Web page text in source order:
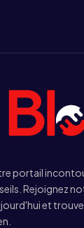
portail
Rejoignez
et